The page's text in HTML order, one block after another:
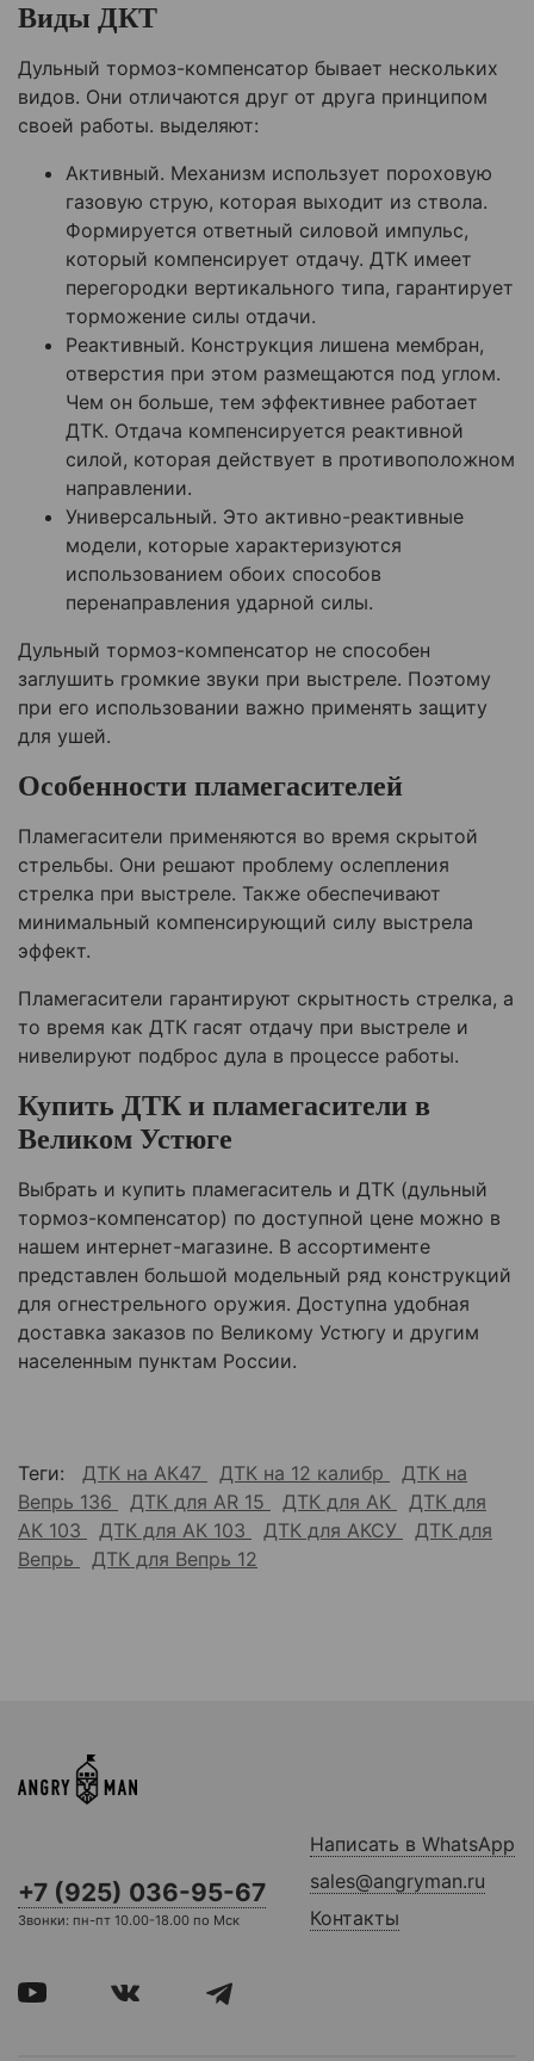
Виды ДКТ
Дульный тормоз-компенсатор бывает нескольких
видов. Они отличаются друг от друга принципом
своей работы. выделяют:
Активный. Механизм использует пороховую
газовую струю, которая выходит из ствола.
Формируется ответный силовой импульс,
который компенсирует отдачу. ДТК имеет
перегородки вертикального типа, гарантирует
торможение силы отдачи.
Реактивный. Конструкция лишена мембран,
отверстия при этом размещаются под углом.
Чем он больше, тем эффективнее работает
ДТК. Отдача компенсируется реактивной
силой, которая действует в противоположном
направлении.
Универсальный. Это активно-реактивные
модели, которые характеризуются
использованием обоих способов
перенаправления ударной силы.
Дульный тормоз-компенсатор не способен
заглушить громкие звуки при выстреле. Поэтому
при его использовании важно применять защиту
для ушей.
Особенности пламегасителей
Пламегасители применяются во время скрытой
стрельбы. Они решают проблему ослепления
стрелка при выстреле. Также обеспечивают
минимальный компенсирующий силу выстрела
эффект.
Пламегасители гарантируют скрытность стрелка, а
то время как ДТК гасят отдачу при выстреле и
нивелируют подброс дула в процессе работы.
Купить ДТК и пламегасители в
Великом Устюге
Выбрать и купить пламегаситель и ДТК (дульный
тормоз-компенсатор) по доступной цене можно в
нашем интернет-магазине. В ассортименте
представлен большой модельный ряд конструкций
для огнестрельного оружия. Доступна удобная
доставка заказов по Великому Устюгу и другим
населенным пунктам России.
Теги: ДТК на АК47 ДТК на 12 калибр
ДТК на
Вепрь 136
ДТК для AR 15 ДТК для АК
ДТК для
АК 103
ДТК для АК 103 ДТК для АКСУ
ДТК для
Вепрь
ДТК для Вепрь 12
+7 (925) 036-95-67
Звонки: пн-пт 10.00-18.00 по Мск
Написать в WhatsApp
sales@angryman.ru
Контакты